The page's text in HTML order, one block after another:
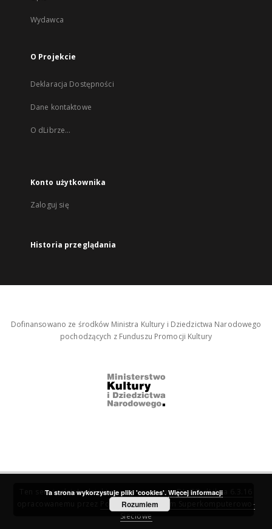
Wydawca
O Projekcie
Deklaracja Dostępności
Dane kontaktowe
O dLibrze...
Konto użytkownika
Zaloguj się
Historia przeglądania
Dofinansowano ze środków Ministra Kultury i Dziedzictwa Narodowego
pochodzących z Funduszu Promocji Kultury
Ten serwis działa dzięki oprogramowaniuDInGO dLibra 6.3.16
Poznańskie Centrum Superkomputerowo-
Sieciowe
Ta strona wykorzystuje pliki 'cookies'. Więcej informacji
Rozumiem